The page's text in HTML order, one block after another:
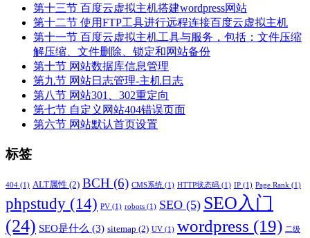
第十三节 百度云虚拟主机搭建wordpress网站
第十二节 使用FTP工具进行远程连接百度云虚拟主机
第十一节 百度云虚拟主机工具与服务，包括：文件压缩
解压缩、文件删除、锁定和网站备份
第十节 网站数据库信息管理
第九节 网站日志管理-主机日志
第八节 网站301、302重定向
第七节 自定义网站404错误页面
第六节 网站默认首页设置
标签
404 (1) ALT属性 (2) BCH (6) CMS系统 (1) HTTP状态码 (1) IP (1) Page Rank (1)
phpstudy (14) PV (1) robots (1) SEO (5) SEO入门
(24) SEO是什么 (3) sitemap (2) UV (1) wordpress (19) 二级